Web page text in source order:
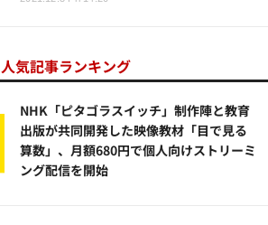
人気記事ランキング
NHK「ピタゴラスイッチ」制作陣と教育
出版が共同開発した映像教材「目で見る
算数」、月額680円で個人向けストリーミ
ング配信を開始